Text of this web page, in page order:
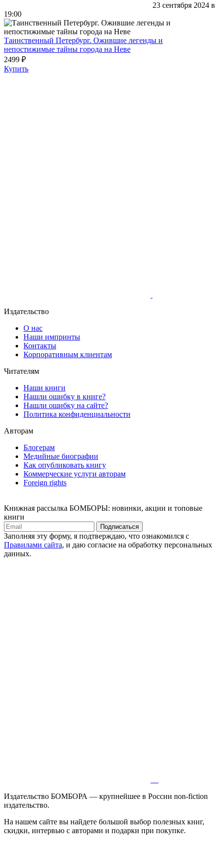
23 сентября 2024 в
19:00
Таинственный Петербург. Ожившие легенды и
непостижимые тайны города на Неве
2499 ₽
Купить
Издательство
О нас
Наши импринты
Контакты
Корпоративным клиентам
Читателям
Наши книги
Нашли ошибку в книге?
Нашли ошибку на сайте?
Политика конфиденциальности
Авторам
Блогерам
Медийные биографии
Как опубликовать книгу
Коммерческие услуги авторам
Foreign rights
Книжная рассылка БОМБОРЫ: новинки, акции и топовые
книги
Подписаться
Заполняя эту форму, я подтверждаю, что ознакомился с
Правилами сайта, и даю согласие на обработку персональных
данных.
Издательство БОМБОРА — крупнейшее в России non-fiction
издательство.
На нашем сайте вы найдете большой выбор полезных книг,
скидки, интервью с авторами и подарки при покупке.